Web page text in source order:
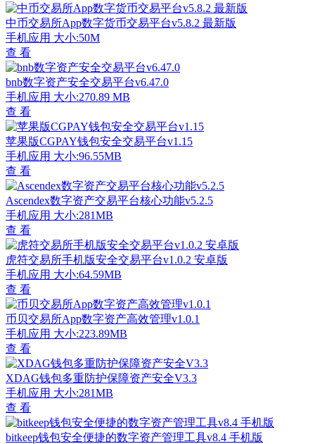
中币交易所App数字货币交易平台v5.8.2 最新版
手机应用 大小:50M
查 看
bnb数字资产安全交易平台v6.47.0
手机应用 大小:270.89 MB
查 看
苹果版CGPAY钱包安全交易平台v1.15
手机应用 大小:96.55MB
查 看
Ascendex数字资产交易平台核心功能v5.2.5
手机应用 大小:281MB
查 看
虎符交易所手机版安全交易平台v1.0.2 安卓版
手机应用 大小:64.59MB
查 看
币贝交易所App数字资产高效管理v1.0.1
手机应用 大小:223.89MB
查 看
XDAG钱包多重防护保障资产安全V3.3
手机应用 大小:281MB
查 看
bitkeep钱包安全便捷的数字资产管理工具v8.4 手机版